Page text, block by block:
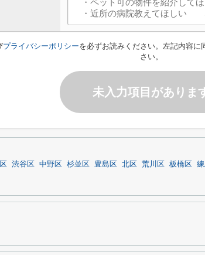
プライバシーポリシーを必ずお読みください。左記内容
さい。
未入力項目がありま
渋谷区 中野区 杉並区 豊島区 北区 荒川区 板橋区